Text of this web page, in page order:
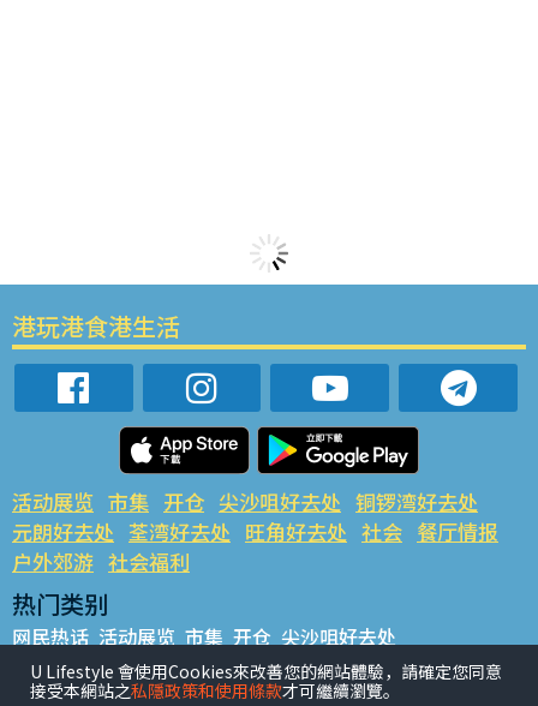
港玩港食港生活
活动展览 市集 开仓 尖沙咀好去处 铜锣湾好去处
元朗好去处 荃湾好去处 旺角好去处 社会 餐厅情报
户外郊游 社会福利
热门类别
网民热话 活动展览 市集 开仓 尖沙咀好去处
铜锣湾好去处 元朗好去处 荃湾好去处 旺角好去处 社会
餐厅情报 户外郊游
U Lifestyle 會使用Cookies來改善您的網站體驗，請確定您同意
接受本網站之私隱政策和使用條款才可繼續瀏覽。